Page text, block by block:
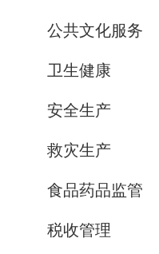
公共文化服务
卫生健康
安全生产
救灾生产
食品药品监管
税收管理